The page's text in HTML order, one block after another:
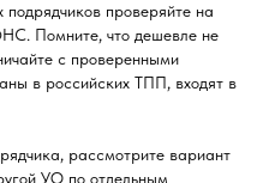
проверяйте на
Помните, что дешевле не
с проверенными
в российских ТПП, входят в
рассмотрите вариант
УО по отдельным